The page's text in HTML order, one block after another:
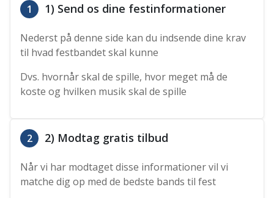
1 1) Send os dine festinformationer
Nederst på denne side kan du indsende dine krav
til hvad festbandet skal kunne
Dvs. hvornår skal de spille, hvor meget må de
koste og hvilken musik skal de spille
2 2) Modtag gratis tilbud
Når vi har modtaget disse informationer vil vi
matche dig op med de bedste bands til fest